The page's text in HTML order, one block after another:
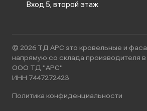
Вход 5, второй этаж
© 2026 ТД АРС это кровельные и
напрямую со склада производителя
ООО ТД "АРС"
ИНН 7447272423
Политика конфиденциальности